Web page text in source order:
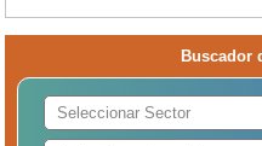
Buscador